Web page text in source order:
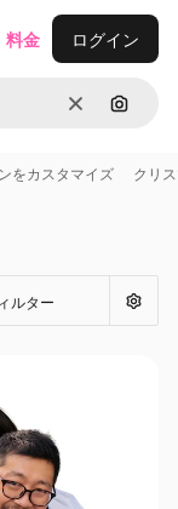
消去 画像で
料金 ログイン
をカスタマイズ クリ
ルター